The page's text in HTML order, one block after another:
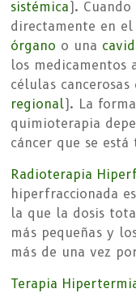
sistémica).
directamente en el
órgano o una
los medicamentos
células cancerosas
regional). La
quimioterapia
cáncer que se está
Radioterapia
hiperfraccionada
la que la dosis
más pequeñas y
más de una vez
Terapia